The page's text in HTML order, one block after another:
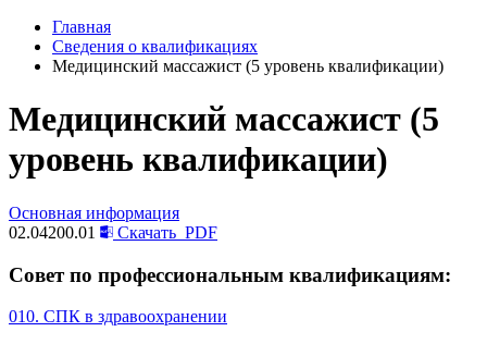
Главная
Сведения о квалификациях
Медицинский массажист (5 уровень квалификации)
Медицинский массажист (5
уровень квалификации)
Основная информация
02.04200.01
Скачать PDF
Совет по профессиональным квалификациям:
010. СПК в здравоохранении